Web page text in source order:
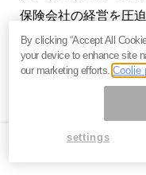
保険会社の経営を圧
す。
保険料を詳しく見てい
」の2つの要素
の場合、「貯
を合算した部分を主保
By clicking “Accept All
your device to enhance site
our marketing efforts.Coolie
settings